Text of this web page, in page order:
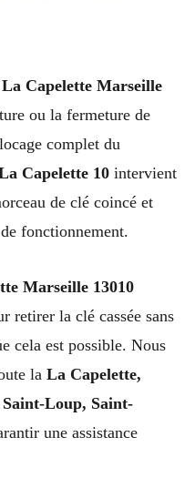
La Capelette Marseille
ou la fermeture de
complet du
Capelette 10 intervient
de clé coincé et
fonctionnement.
Marseille 13010
retirer la clé cassée sans
cela est possible. Nous
la La Capelette,
Loup, Saint-
une assistance